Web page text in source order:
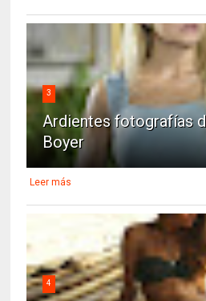
3
Ardientes fotografías
Boyer
Leer más
4